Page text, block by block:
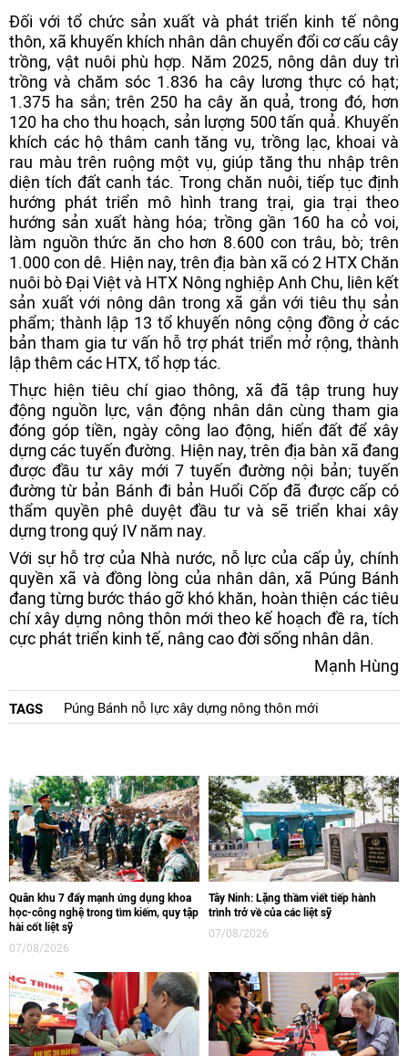
Đối với tổ chức sản xuất và phát triển kinh tế nông
thôn, xã khuyến khích nhân dân chuyển đổi cơ cấu cây
trồng, vật nuôi phù hợp. Năm 2025, nông dân duy trì
trồng và chăm sóc 1.836 ha cây lương thực có hạt;
1.375 ha sắn; trên 250 ha cây ăn quả, trong đó, hơn
120 ha cho thu hoạch, sản lượng 500 tấn quả. Khuyến
khích các hộ thâm canh tăng vụ, trồng lạc, khoai và
rau màu trên ruộng một vụ, giúp tăng thu nhập trên
diện tích đất canh tác. Trong chăn nuôi, tiếp tục định
hướng phát triển mô hình trang trại, gia trại theo
hướng sản xuất hàng hóa; trồng gần 160 ha cỏ voi,
làm nguồn thức ăn cho hơn 8.600 con trâu, bò; trên
1.000 con dê. Hiện nay, trên địa bàn xã có 2 HTX Chăn
nuôi bò Đại Việt và HTX Nông nghiệp Anh Chu, liên kết
sản xuất với nông dân trong xã gắn với tiêu thụ sản
phẩm; thành lập 13 tổ khuyến nông cộng đồng ở các
bản tham gia tư vấn hỗ trợ phát triển mở rộng, thành
lập thêm các HTX, tổ hợp tác.
Thực hiện tiêu chí giao thông, xã đã tập trung huy
động nguồn lực, vận động nhân dân cùng tham gia
đóng góp tiền, ngày công lao động, hiến đất để xây
dựng các tuyến đường. Hiện nay, trên địa bàn xã đang
được đầu tư xây mới 7 tuyến đường nội bản; tuyến
đường từ bản Bánh đi bản Huổi Cốp đã được cấp có
thẩm quyền phê duyệt đầu tư và sẽ triển khai xây
dựng trong quý IV năm nay.
Với sự hỗ trợ của Nhà nước, nỗ lực của cấp ủy, chính
quyền xã và đồng lòng của nhân dân, xã Púng Bánh
đang từng bước tháo gỡ khó khăn, hoàn thiện các tiêu
chí xây dựng nông thôn mới theo kế hoạch đề ra, tích
cực phát triển kinh tế, nâng cao đời sống nhân dân.
Mạnh Hùng
TAGS Púng Bánh nỗ lực xây dựng nông thôn mới
Quân khu 7 đẩy mạnh ứng dụng khoa
học-công nghệ trong tìm kiếm, quy tập
hài cốt liệt sỹ
07/08/2026
Tây Ninh: Lặng thầm viết tiếp hành
trình trở về của các liệt sỹ
07/08/2026